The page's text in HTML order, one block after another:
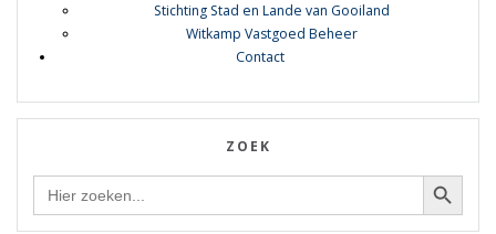
Stichting Stad en Lande van Gooiland
Witkamp Vastgoed Beheer
Contact
ZOEK
Zoek Zoekknop